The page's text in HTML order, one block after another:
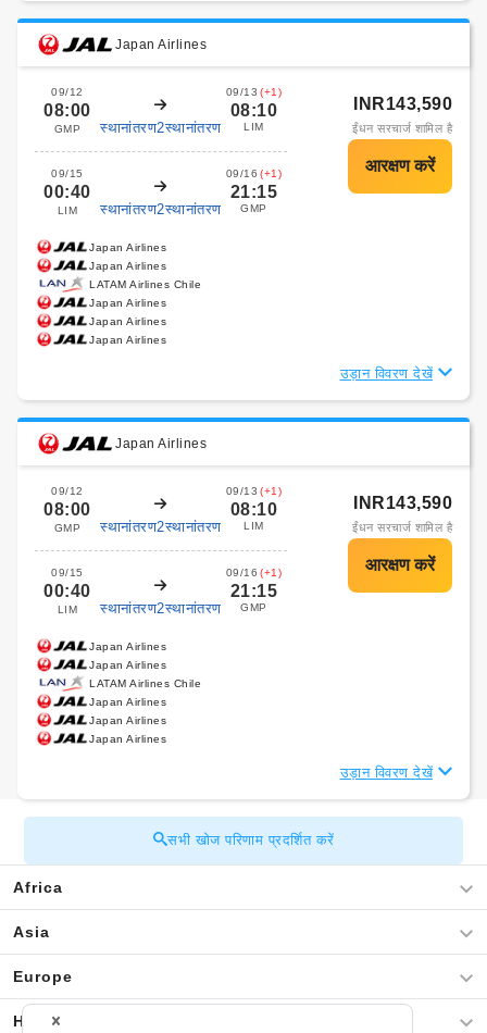
Japan Airlines
09/12
08:00
GMP स्थानांतरण2स्थानांतरण
09/13 (+1)
08:10
LIM
09/15
00:40
LIM स्थानांतरण2स्थानांतरण
09/16 (+1)
21:15
GMP
INR143,590
ईंधन सरचार्ज शामिल है
Japan Airlines
Japan Airlines
LATAM Airlines Chile
Japan Airlines
Japan Airlines
Japan Airlines
उड़ान विवरण देखें
Japan Airlines
09/12
08:00
GMP स्थानांतरण2स्थानांतरण
09/13 (+1)
08:10
LIM
09/15
00:40
LIM स्थानांतरण2स्थानांतरण
09/16 (+1)
21:15
GMP
INR143,590
ईंधन सरचार्ज शामिल है
Japan Airlines
Japan Airlines
LATAM Airlines Chile
Japan Airlines
Japan Airlines
Japan Airlines
उड़ान विवरण देखें
सभी खोज परिणाम प्रदर्शित करें
Africa
Asia
Europe
Hawaii